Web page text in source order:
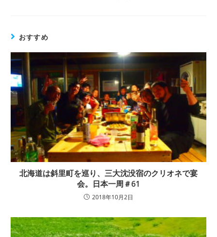
おすすめ
北海道は斜里町を巡り、三大沈没宿のクリオネで宴
会。日本一周＃61
2018年10月2日